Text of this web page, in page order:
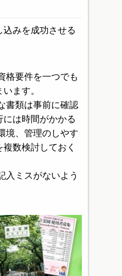
みを成功させる
格要件を一つでも
ます。
書類は事前に確認
は時間がかかる
境、管理のしやす
数検討しておく
入ミスがないよう